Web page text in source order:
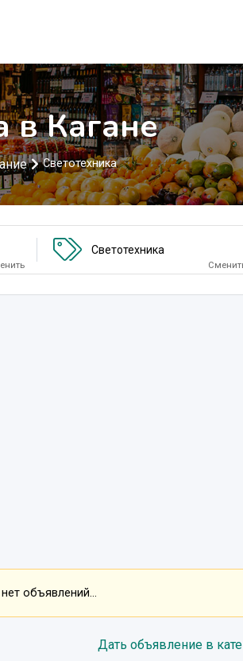
в Кагане
Светотехника
Светотехника
объявлений...
Дать объявление в